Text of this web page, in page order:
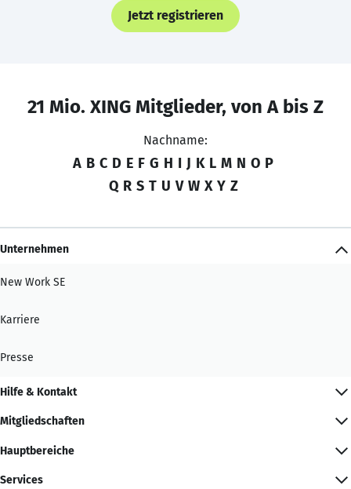
Jetzt registrieren
21 Mio. XING Mitglieder, von A bis Z
Nachname:
A B C D E F G H I J K L M N O P
Q R S T U V W X Y Z
Unternehmen
New Work SE
Karriere
Presse
Hilfe & Kontakt
Mitgliedschaften
Hauptbereiche
Services